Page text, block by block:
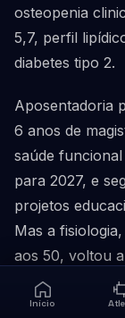
osteopenia
5,7, perfil
diabetes tipo 2.
Aposentadoria
6 anos de
saúde
para 2027, e
projetos
Mas a
aos 50, voltou
Início